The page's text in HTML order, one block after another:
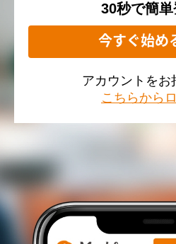
30秒で簡単
今すぐ始め
アカウントをお
こちらから